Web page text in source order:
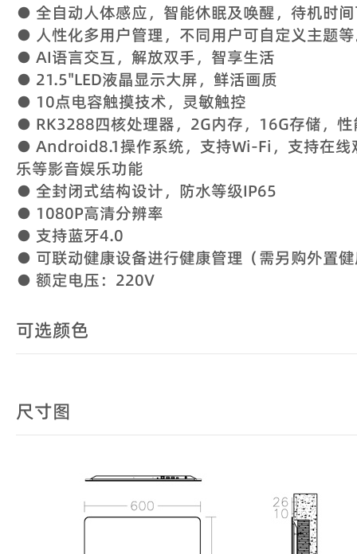
● 全自动人体感应，智能休眠及唤醒，待机时
● 人性化多用户管理，不同用户可自定义主题
● AI语言交互，解放双手，智享生活
● 21.5"LED液晶显示大屏，鲜活画质
● 10点电容触摸技术，灵敏触控
● RK3288四核处理器，2G内存，16G存储，
● Android8.1操作系统，支持Wi-Fi，支持在线
乐等影音娱乐功能
● 全封闭式结构设计，防水等级IP65
● 1080P高清分辨率
● 支持蓝牙4.0
● 可联动健康设备进行健康管理（需另购外置
● 额定电压：220V
可选颜色
尺寸图